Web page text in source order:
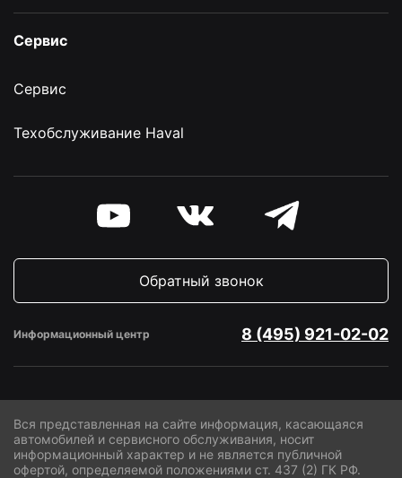
Сервис
Сервис
Техобслуживание Haval
Обратный звонок
Информационный центр 8 (495) 921-02-02
Вся представленная на сайте информация, касающаяся
автомобилей и сервисного обслуживания, носит
информационный характер и не является публичной
офертой, определяемой положениями ст. 437 (2) ГК РФ.